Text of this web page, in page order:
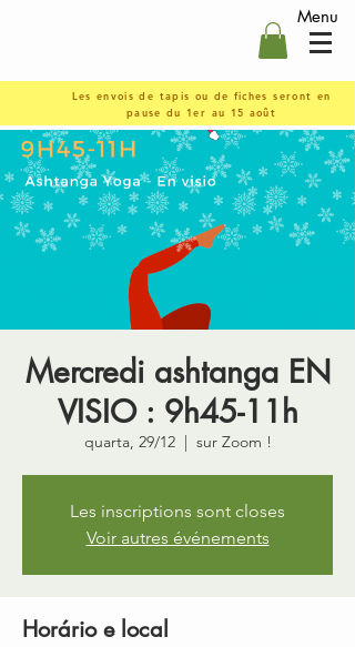
Menu
Les envois de tapis ou de fiches seront en
pause du 1er au 15 août
Mercredi ashtanga EN
VISIO : 9h45-11h
quarta, 29/12
  |
sur Zoom !
Les inscriptions sont closes
Voir autres événements
Horário e local